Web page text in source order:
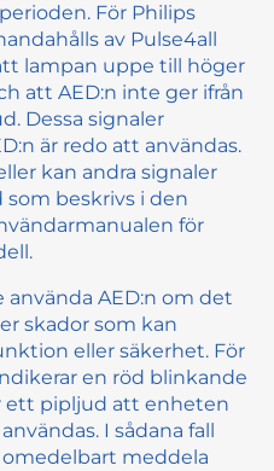
För Philips
av Pulse4all
lampan uppe till höger
att AED:n inte ger ifrån
Dessa signaler
är redo att användas.
kan andra signaler
som beskrivs i den
för
använda AED:n om det
skador som kan
eller säkerhet. För
en röd blinkande
ett pipljud att enheten
I sådana fall
meddela